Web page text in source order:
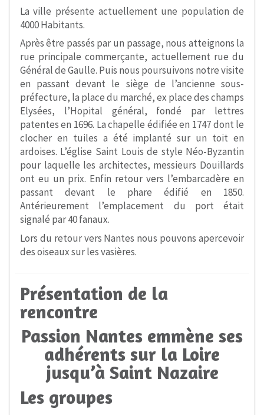
La ville présente actuellement une population de
4000 Habitants.
Après être passés par un passage, nous atteignons la
rue principale commerçante, actuellement rue du
Général de Gaulle. Puis nous poursuivons notre visite
en passant devant le siège de l’ancienne sous-
préfecture, la place du marché, ex place des champs
Elysées, l’Hopital général, fondé par lettres
patentes en 1696. La chapelle édifiée en 1747 dont le
clocher en tuiles a été implanté sur un toit en
ardoises. L’église Saint Louis de style Néo-Byzantin
pour laquelle les architectes, messieurs Douillards
ont eu un prix. Enfin retour vers l’embarcadère en
passant devant le phare édifié en 1850.
Antérieurement l’emplacement du port était
signalé par 40 fanaux.
Lors du retour vers Nantes nous pouvons apercevoir
des oiseaux sur les vasières.
Présentation de la
rencontre
Passion Nantes emmène ses
adhérents sur la Loire
jusqu’à Saint Nazaire
Les groupes